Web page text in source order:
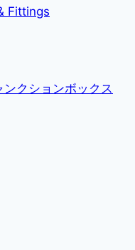
Fittings
クションボックス